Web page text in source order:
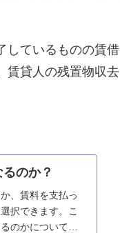
しているものの賃借
賃貸人の残置物収去
のか？
、賃料を支払っ
択できます。こ
のかについて説